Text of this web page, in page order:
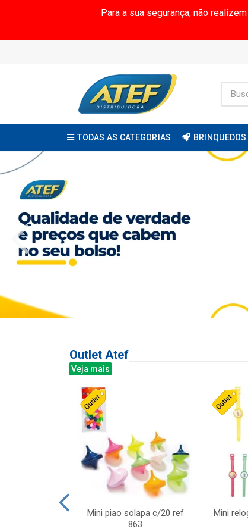
Para a sua segurança, não
TODAS AS CATEGORIAS BRINQUEDOS
Outlet Atef
Veja mais
Mini piao solapa c/20 ref
863
Mini